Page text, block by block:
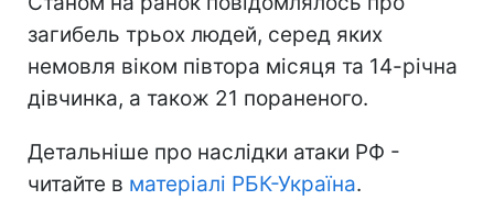
загибель трьох людей, серед яких
немовля віком півтора місяця та 14-річна
дівчинка, а також 21 пораненого.
Детальніше про наслідки атаки РФ -
читайте в матеріалі РБК-Україна.